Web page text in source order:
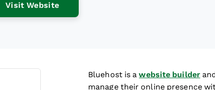
Visit WebsiteOpens New Window
Bluehost is awebsite builder
manage their online presence